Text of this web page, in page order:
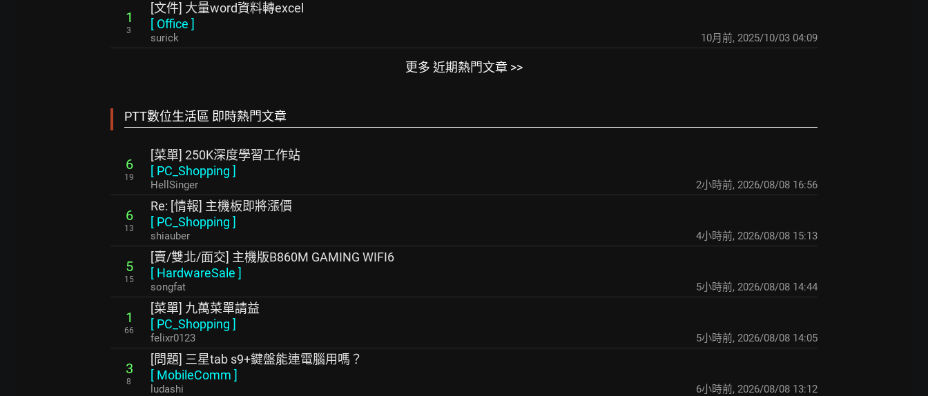
1
3
[文件] 大量word資料轉excel
[ Office ]
surick 10月前, 2025/10/03 04:09
更多 近期熱門文章 >>
PTT數位生活區 即時熱門文章
6
19
[菜單] 250K深度學習工作站
[ PC_Shopping ]
HellSinger 2小時前, 2026/08/08 16:56
6
13
Re: [情報] 主機板即將漲價
[ PC_Shopping ]
shiauber 4小時前, 2026/08/08 15:13
5
15
[賣/雙北/面交] 主機版B860M GAMING WIFI6
[ HardwareSale ]
songfat 5小時前, 2026/08/08 14:44
1
66
[菜單] 九萬菜單請益
[ PC_Shopping ]
felixr0123 5小時前, 2026/08/08 14:05
3
8
[問題] 三星tab s9+鍵盤能連電腦用嗎？
[ MobileComm ]
ludashi 6小時前, 2026/08/08 13:12